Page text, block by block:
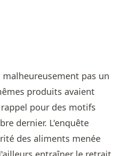
pas un
produits avaient
pour des motifs
dernier. L'enquête
des aliments menée